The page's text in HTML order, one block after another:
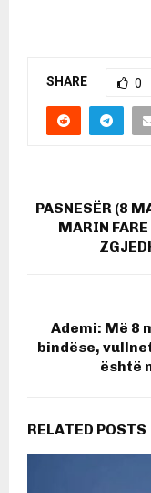
SHARE 0
PASNESËR (8
MARIN
Ademi: Më 8
bindëse,
është
RELATED POSTS